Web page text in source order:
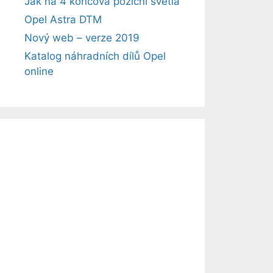
Opel Astra DTM
Nový web – verze 2019
Katalog náhradních dílů Opel
online